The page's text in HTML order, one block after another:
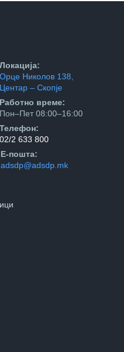
Локација:
Орце Николов 138,
Центар – Скопје
Работно време:
Пон–Пет 08:00–16:00
Телефон:
02/2 633 800
Е-пошта:
adsdp@adsdp.mk